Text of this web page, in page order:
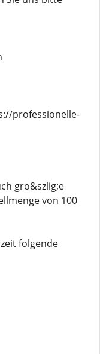
professionelle-
gro&szlig;e
von 100
folgende